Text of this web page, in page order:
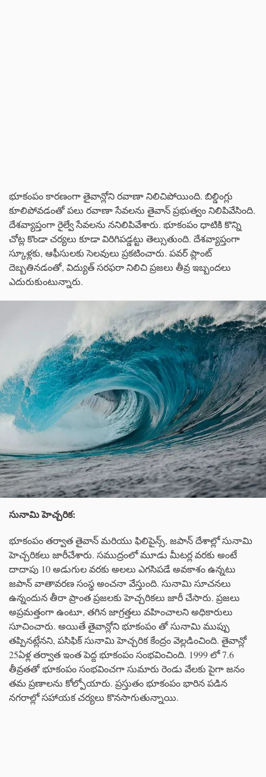
భూకంపం కారణంగా తైవాన్లోని రవాణా నిలిచిపోయింది. బిల్డింగ్లు
కూలిపోవడంతో పలు రవాణా సేవలను తైవాన్ ప్రభుత్వం నిలిపివేసింది.
దేశవ్యాప్తంగా రైల్వే సేవలను ననిలిపివేశారు. భూకంపం ధాటికి కొన్ని
చోట్ల కొండా చర్యలు కూడా విరిగిపడ్డట్టు తెల్సుతుంది. దేశవ్యాప్తంగా
స్కూళ్లకు, ఆఫీసులకు సెలవులు ప్రకటించారు. పవర్ ప్లాంట్
దెబ్బతినడంతో, విద్యుత్ సరఫరా నిలిచి ప్రజలు తీవ్ర ఇబ్బందలు
ఎదురుకుంటున్నారు.
సునామి హెచ్చరిక:
భూకంపం తర్వాత తైవాన్ మరియు ఫిలిపైన్స్, జపాన్ దేశాల్లో సునామి
హెచ్చరికలు జారీచేశారు. సముద్రంలో మూడు మీటర్ల వరకు అంటే
దాదాపు 10 అడుగుల వరకు అలలు ఎగసిపడే అవకాశం ఉన్నటు
జపాన్ వాతావరణ సంస్థ అంచనా వేస్తుంది. సునామి సూచనలు
ఉన్నందున తీరా ప్రాంత ప్రజలకు హెచ్చరికలు జారీ చేసారు. ప్రజలు
అప్రమత్తంగా ఉంటూ, తగిన జాగ్రత్తలు వహించాలని అధికారులు
సూచించారు. అయితే తైవాన్లోని భూకంపం తో సునామి ముప్పు
తప్పినట్లేనని, పసిఫిక్ సునామి హెచ్చరిక కేంద్రం వెల్లడించింది. తైవాన్లో
25ఏళ్ల తర్వాత ఇంత పెద్ద భూకంపం సంభవించింది. 1999 లో 7.6
తీవ్రతతో భూకంపం సంభవించగా సుమారు రెండు వేలకు పైగా జనం
తమ ప్రణాలను కోల్పోయారు. ప్రస్తుతం భూకంపం భారిన పడిన
నగరాల్లో సహాయక చర్యలు కొనసాగుతున్నాయి.